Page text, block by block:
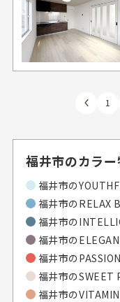
1
福井市のカラ
福井市の
福井市のRELAX
福井市の
福井市の
福井市の
福井市のSWEET
福井市の